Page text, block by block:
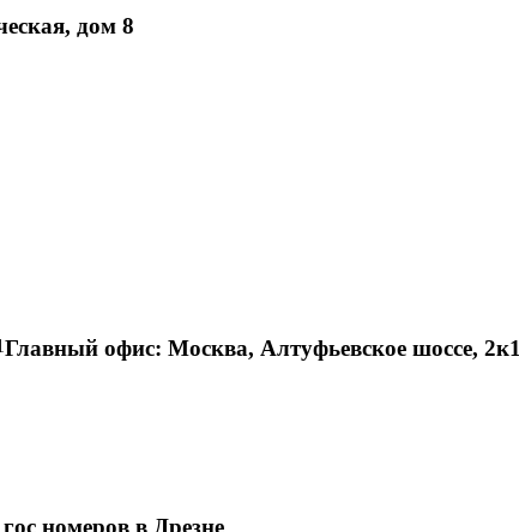
дом 8
Главный офис: Москва, Алтуфьевское шоссе, 2к1